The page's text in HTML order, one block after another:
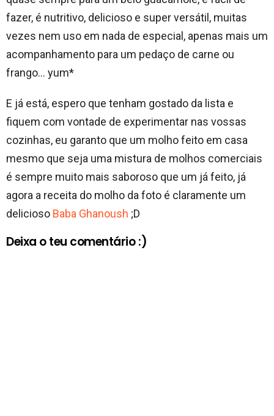
fazer, é nutritivo, delicioso e super versátil, muitas
vezes nem uso em nada de especial, apenas mais um
acompanhamento para um pedaço de carne ou
frango… yum*
E já está, espero que tenham gostado da lista e
fiquem com vontade de experimentar nas vossas
cozinhas, eu garanto que um molho feito em casa
mesmo que seja uma mistura de molhos comerciais
é sempre muito mais saboroso que um já feito, já
agora a receita do molho da foto é claramente um
delicioso Baba Ghanoush ;D
Deixa o teu comentário :)